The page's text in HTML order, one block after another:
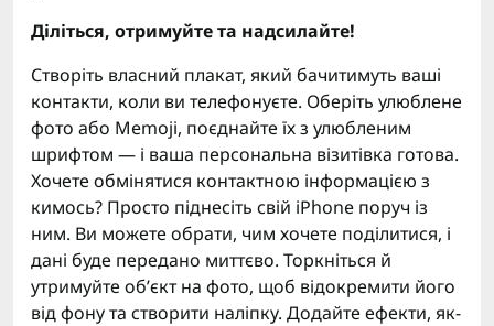
Діліться, отримуйте та надсилайте!
Створіть власний плакат, який бачитимуть ваші
контакти, коли ви телефонуєте. Оберіть улюблене
фото або Memoji, поєднайте їх з улюбленим
шрифтом — і ваша персональна візитівка готова.
Хочете обмінятися контактною інформацією з
кимось? Просто піднесіть свій iPhone поруч із
ним. Ви можете обрати, чим хочете поділитися, і
дані буде передано миттєво. Торкніться й
утримуйте об’єкт на фото, щоб відокремити його
від фону та створити наліпку. Додайте ефекти, як-